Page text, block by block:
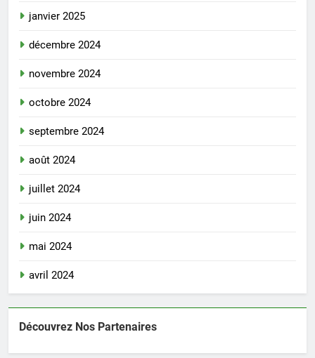
janvier 2025
décembre 2024
novembre 2024
octobre 2024
septembre 2024
août 2024
juillet 2024
juin 2024
mai 2024
avril 2024
Découvrez Nos Partenaires